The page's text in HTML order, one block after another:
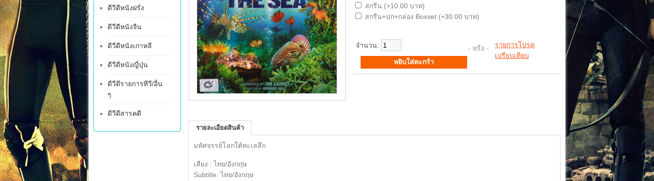
ดีวีดีหนังฝรั่ง
ดีวีดีหนังจีน
ดีวีดีหนังเกาหลี
ดีวีดีหนังญี่ปุ่น
ดีวีดีรายการทีวี/อื่น
ๆ
ดีวีดีสารคดี
สกรีน (+10.00 บาท)
สกรีน+ปก+กล่อง Boxset (+30.00 บาท)
จำนวน: - หรือ - รายการโปรด
เปรียบเทียบ
รายละเอียดสินค้า
มหัศจรรย์โลกใต้ทะเลลึก
เสียง : ไทย/อังกฤษ
Subtitle: ไทย/อังกฤษ